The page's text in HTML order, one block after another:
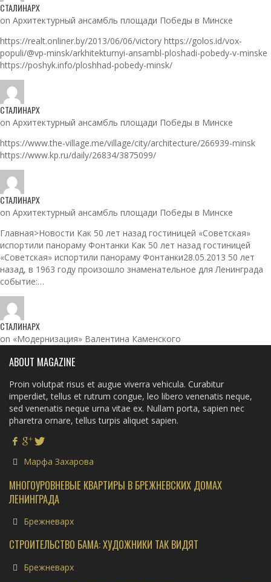
СТАЛИНАРХ
on Архитектурный ансамбль площади Победы в Минске
https://realt.onliner.by/2013/06/06/victory https://golos.id/vox-
populi/@vp-minsk/arkhitekturnyi-ansambl-ploshadi-pobedy-v-minske
https://poshyk.info/ploshhad-pobedy-minsk/
СТАЛИНАРХ
on Архитектурный ансамбль площади Победы в Минске
https://www.the-village.me/village/city/architecture/266939-minsk
https://www.kp.ru/daily/26834/3875099/
СТАЛИНАРХ
on Архитектурный ансамбль площади Победы в Минске
Главная>Новости Как 50 лет назад гостиницей «Советская»
испортили панораму Фонтанки Как 50 лет назад гостиницей
«Советская» испортили панораму Фонтанки28.05.2013 50 лет
назад, в 1963 году произошло знаменательное для Ленинграда
событие:…
СТАЛИНАРХ
on «Модернизация» Валентина Каменского
ABOUT MAGAZINE
Proin volutpat risus et augue viverra vehicula. Curabitur
imperdiet, tellus et rutrum congue, leo libero venenatis neque,
sed venenatis neque urna vitae ex. Nullam porta, sapien nec
pharetra ornare, tellus turpis aliquet sapien.
Марфа Захарова
МНОГОУРОВНЕВЫЕ КВАРТИРЫ В БРЕЖНЕВСКИХ ДОМАХ
ЛЕНИНГРАДА
Брежневарх
СТРОИТЕЛЬСТВО БАМА: ХУДОЖНИКИ ТАК ВИДЯТ
Брежневарх